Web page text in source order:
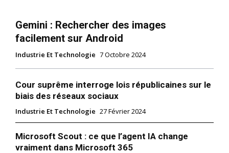
Gemini : Rechercher des images
facilement sur Android
Industrie Et Technologie 7 Octobre 2024
Cour suprême interroge lois républicaines sur le
biais des réseaux sociaux
Industrie Et Technologie 27 Février 2024
Microsoft Scout : ce que l’agent IA change
vraiment dans Microsoft 365